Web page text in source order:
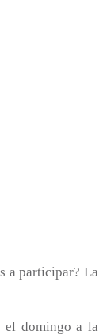
a participar? La
el domingo a la